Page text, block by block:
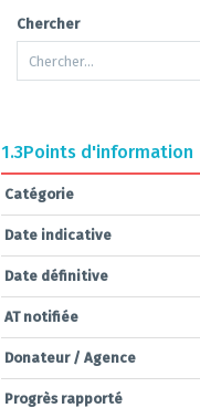
Chercher
1.3Points d'information
Catégorie
Date indicative
Date définitive
AT notifiée
Donateur / Agence
Progrès rapporté